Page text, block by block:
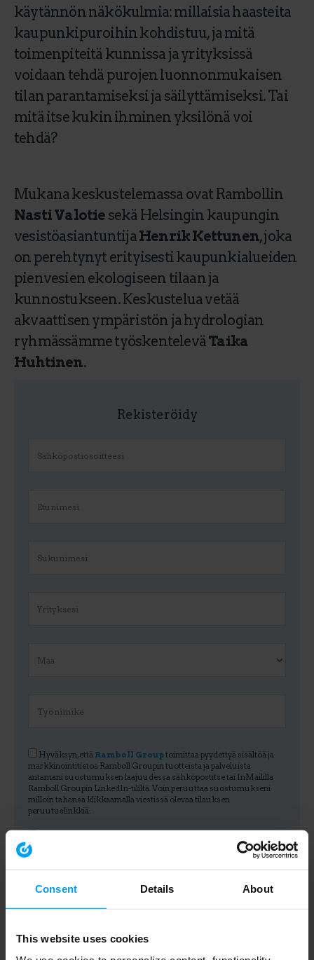
Consent Details About
This website uses cookies
käytännön näkökulmia: millaisia haasteita
kaupunkipuroihin kohdistuu, ja mitä
toimenpiteitä kunnissa ja yrityksissä
voidaan tehdä purojen luonnonmukaisen
tilan parantamiseksi ja säilyttämiseksi. Tai
mitä itse kukin ihminen yksilönä voi
tehdä?
Mukana keskustelemassa ovat Rambollin
Nasti Valotiesekä Helsingin kaupungin
vesistöasiantuntijaHenrik Kettunen, joka
on perehtynyt erityisesti kaupunkialueiden
pienvesien ekologiseen tilaan ja
kunnostukseen. Keskustelua vetää
akvaattisen ympäristön ja hydrologian
ryhmässämme työskenteleväTaika
Huhtinen.
Rekisteröidy
Hyväksyn, että Ramboll Grouptoimittaa pyydettyä sisältöä ja
markkinointitietoa Ramboll Groupin tuotteista ja palveluista
antamani suostumuksen laajuudessa sähköpostitse tai InMaililla
Ramboll Groupin LinkedIn-tililtä. Voin peruuttaa suostumukseni
milloin tahansa klikkaamalla viestissä olevaa tilauksen
peruutuslinkkiä.
tallentaa ja käsitellä henkilötietojasi. Hyväksy henkilötietojesi
tallentaminen valitsemalla tämä valintaruutu. Klikkaamalla Lähetä
hyväksyn yllä olevan ja Ramboll Groupintietosuojakäytännön.